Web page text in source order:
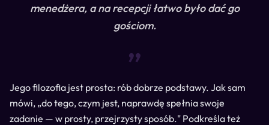
menedżera, a na recepcji łatwo było dać go
gościom.
“
Jego filozofia jest prosta: rób dobrze podstawy. Jak sam
mówi, „do tego, czym jest, naprawdę spełnia swoje
zadanie — w prosty, przejrzysty sposób." Podkreśla też